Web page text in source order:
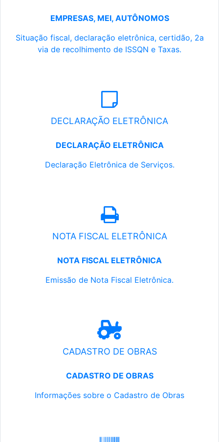
EMPRESAS, MEI, AUTÔNOMOS
Situação fiscal, declaração eletrônica, certidão, 2a
via de recolhimento de ISSQN e Taxas.
DECLARAÇÃO ELETRÔNICA
DECLARAÇÃO ELETRÔNICA
Declaração Eletrônica de Serviços.
NOTA FISCAL ELETRÔNICA
NOTA FISCAL ELETRÔNICA
Emissão de Nota Fiscal Eletrônica.
CADASTRO DE OBRAS
CADASTRO DE OBRAS
Informações sobre o Cadastro de Obras